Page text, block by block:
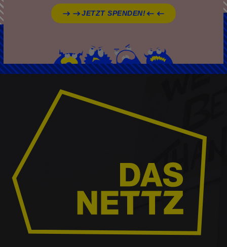
JETZT SPENDEN!